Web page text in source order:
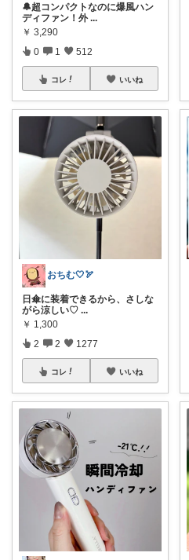
🔔超コンパクトなのに爆風ハン
ディファン！外 ...
￥ 3,290
0 1 512
コレ いいね
おちむ🤍🏹
日傘に装着できるから、さしな
がら涼しい♡ ...
￥ 1,300
2 2 1277
コレ いいね